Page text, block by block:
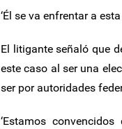
‘Él se va enfrentar a
El litigante señaló que
este caso al ser una
ser por autoridades
‘Estamos